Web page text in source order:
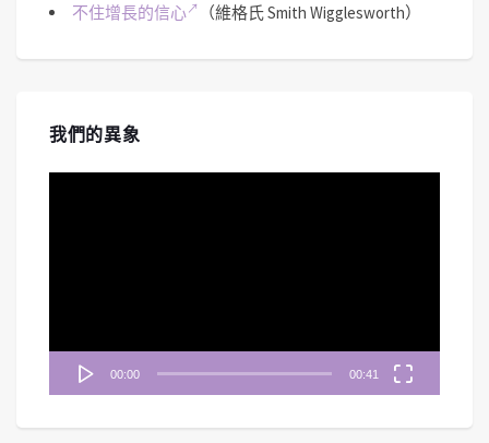
不住增長的信心
（維格氏 Smith Wigglesworth）
我們的異象
00:00 00:41